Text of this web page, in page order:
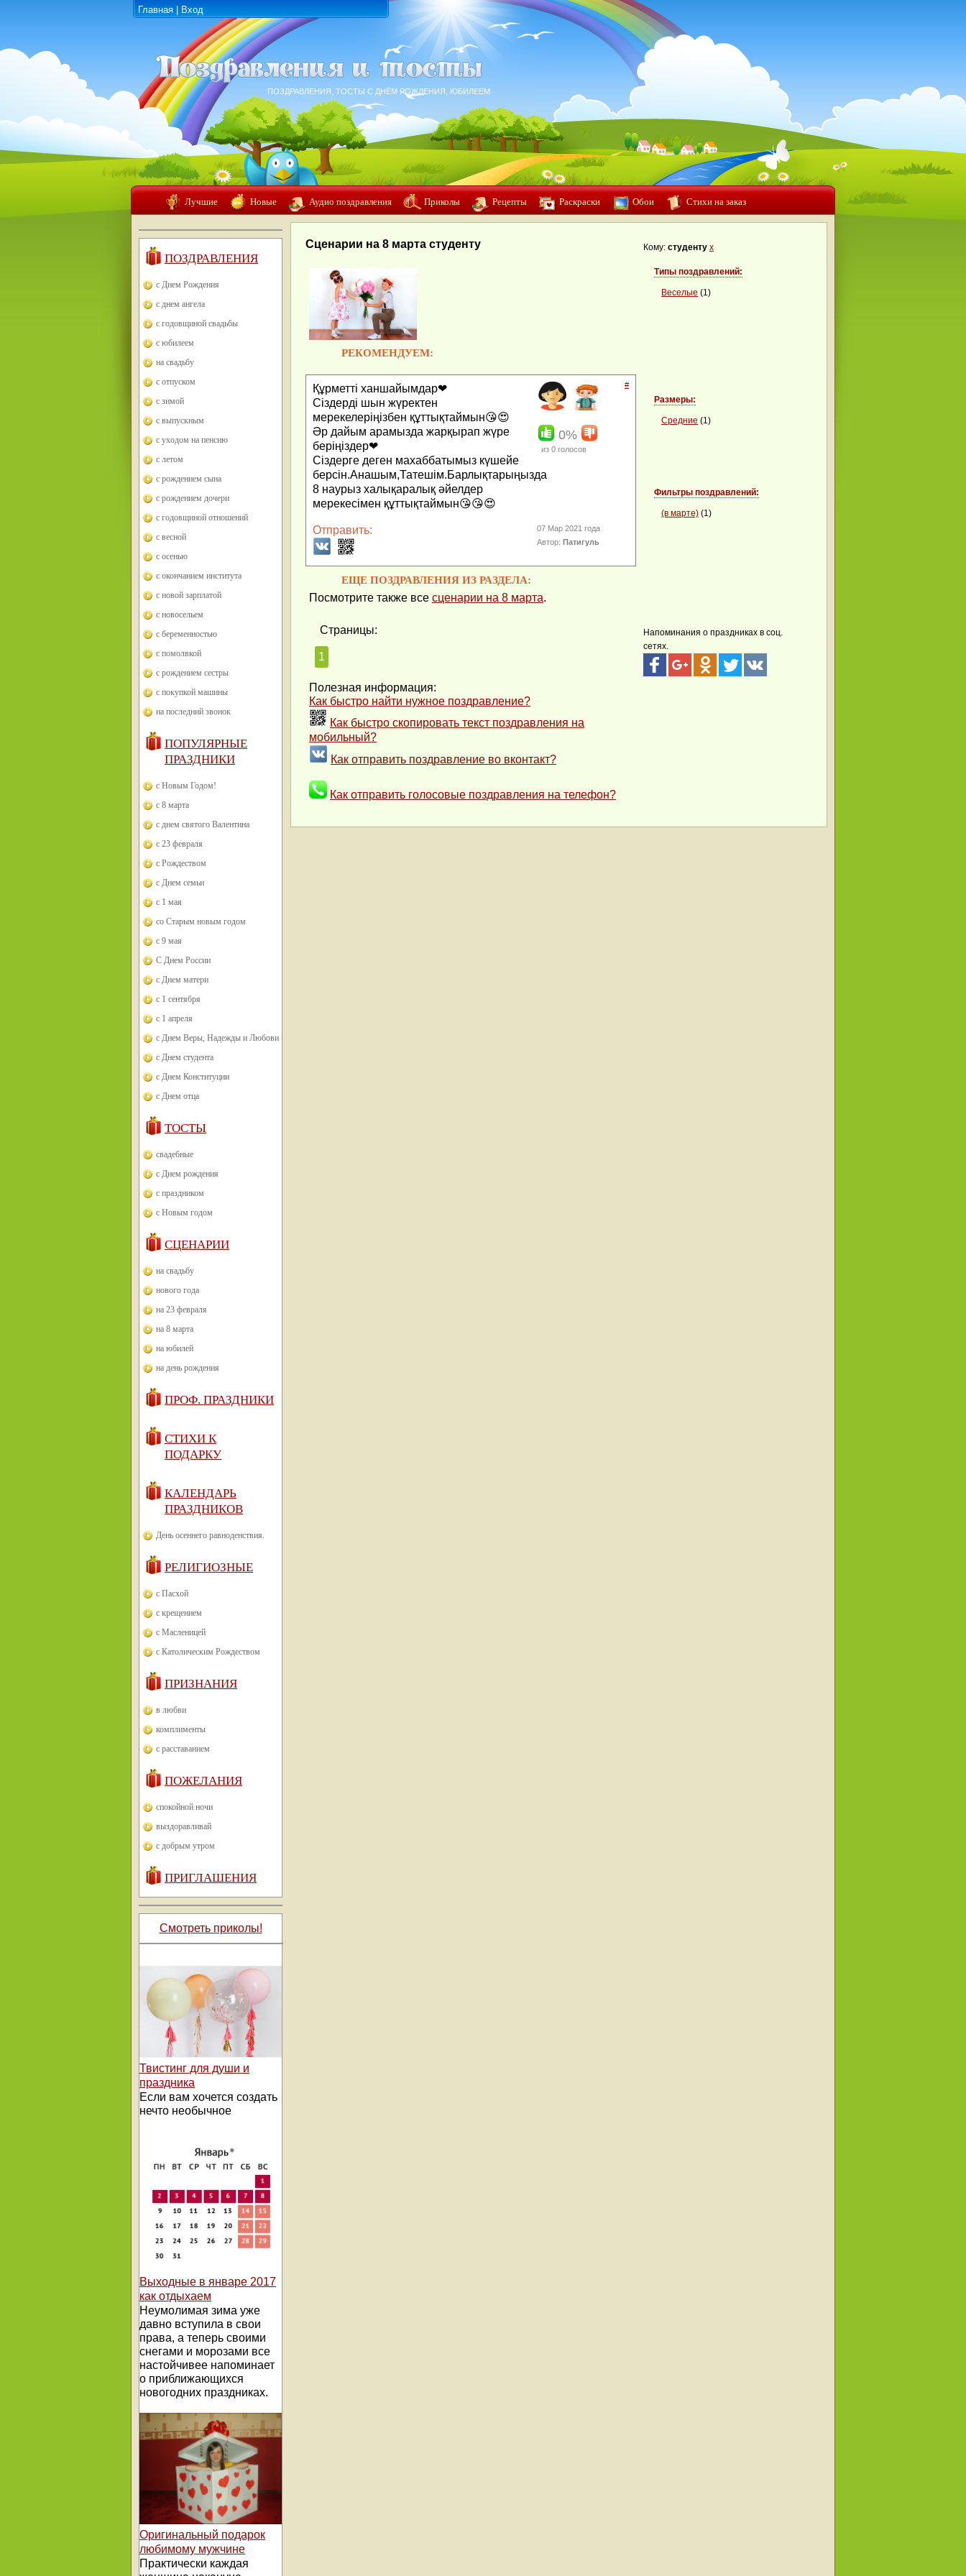
Главная Вход
ПОЗДРАВЛЕНИЯ, ТОСТЫ С ДНЁМ РОЖДЕНИЯ, ЮБИЛЕЕМ
Лучшие Новые Аудио поздравления Приколы Рецепты Раскраски Обои Стихи на заказ
ПОЗДРАВЛЕНИЯ
с Днем Рождения
с днем ангела
с годовщиной свадьбы
с юбилеем
на свадьбу
с отпуском
с зимой
с выпускным
с уходом на пенсию
с летом
с рождением сына
с рождением дочери
с годовщиной отношений
с весной
с осенью
с окончанием института
с новой зарплатой
с новосельем
с беременностью
с помолвкой
с рождением сестры
с покупкой машины
на последний звонок
ПОПУЛЯРНЫЕ
ПРАЗДНИКИ
с Новым Годом!
с 8 марта
с днем святого Валентина
с 23 февраля
с Рождеством
с Днем семьи
с 1 мая
со Старым новым годом
с 9 мая
С Днем России
с Днем матери
с 1 сентября
с 1 апреля
с Днем Веры, Надежды и Любови
с Днем студента
с Днем Конституции
с Днем отца
ТОСТЫ
свадебные
с Днем рождения
с праздником
с Новым годом
СЦЕНАРИИ
на свадьбу
нового года
на 23 февраля
на 8 марта
на юбилей
на день рождения
ПРОФ. ПРАЗДНИКИ
СТИХИ К
ПОДАРКУ
КАЛЕНДАРЬ
ПРАЗДНИКОВ
День осеннего равноденствия.
РЕЛИГИОЗНЫЕ
с Пасхой
с крещением
с Масленицей
с Католическим Рождеством
ПРИЗНАНИЯ
в любви
комплименты
с расставанием
ПОЖЕЛАНИЯ
спокойной ночи
выздоравливай
с добрым утром
ПРИГЛАШЕНИЯ
Смотреть приколы!
Твистинг для души и
праздника
Если вам хочется создать
нечто необычное
Выходные в январе 2017
как отдыхаем
Неумолимая зима уже
давно вступила в свои
права, а теперь своими
снегами и морозами все
настойчивее напоминает
о приближающихся
новогодних праздниках.
Оригинальный подарок
любимому мужчине
Практически каждая
Сценарии на 8 марта студенту
РЕКОМЕНДУЕМ:
Құрметті ханшайымдар❤
Сіздерді шын жүректен
мерекелеріңізбен құттықтаймын😘😍
Әр дайым арамызда жарқырап жүре
беріңіздер❤
Сіздерге деген махаббатымыз күшейе
берсін.Анашым,Татешім.Барлықтарыңызда
8 наурыз халықаралық әйелдер
мерекесімен құттықтаймын😘😘😍
#
0%
из 0 голосов
Отправить:
07 Мар 2021 года
Автор:Патигуль
ЕЩЕ ПОЗДРАВЛЕНИЯ ИЗ РАЗДЕЛА:
Посмотрите также все сценарии на 8 марта.
Страницы:
1
Полезная информация:
Как быстро найти нужное поздравление?
Как быстро скопировать текст поздравления на
мобильный?
Как отправить поздравление во вконтакт?
Как отправить голосовые поздравления на телефон?
Кому: студенту x
Типы поздравлений:
Веселые (1)
Размеры:
Средние (1)
Фильтры поздравлений:
(в марте) (1)
Напоминания о праздниках в соц.
сетях.